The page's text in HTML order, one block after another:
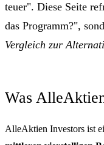
teuer". Diese Seite
das Programm?",
Vergleich zur
Was
AlleAktien Investors ist